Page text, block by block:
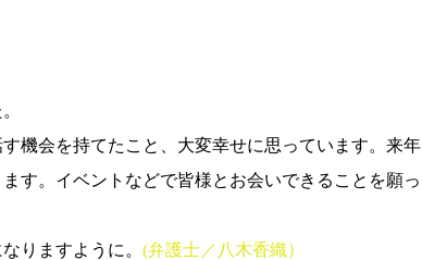
機会を持てたこと、大変幸せに思っています。来年
す。イベントなどで皆様とお会いできることを願っ
りますように。 (弁護士／八木香織）